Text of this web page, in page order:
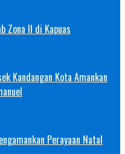
Zona II di Kapuas
Kandangan Kota Amankan
Perayaan Natal